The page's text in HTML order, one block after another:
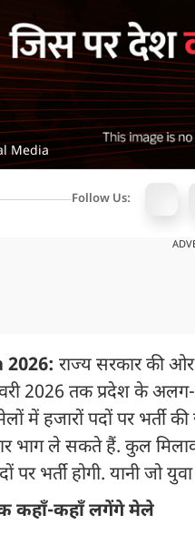
Media
Follow Us:
2026: राज्य सरकार की
2026 तक प्रदेश के
में हजारों पदों पर
भाग ले सकते हैं. कुल
भर्ती होगी. यानी जो
कहाँ-कहाँ लगेंगे मेले